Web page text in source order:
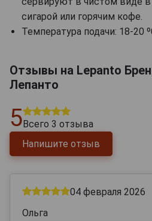
сигарой или горячим кофе.
Температура подачи: 18-20
Отзывы на Lepanto
Лепанто
5Всего 3 отзыва
Напишите отзыв
04 февраля 2026
Ольга